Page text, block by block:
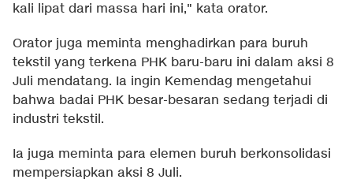
kali lipat dari massa hari ini," kata orator.
Orator juga meminta menghadirkan para buruh
tekstil yang terkena PHK baru-baru ini dalam aksi 8
Juli mendatang. Ia ingin Kemendag mengetahui
bahwa badai PHK besar-besaran sedang terjadi di
industri tekstil.
Ia juga meminta para elemen buruh berkonsolidasi
mempersiapkan aksi 8 Juli.